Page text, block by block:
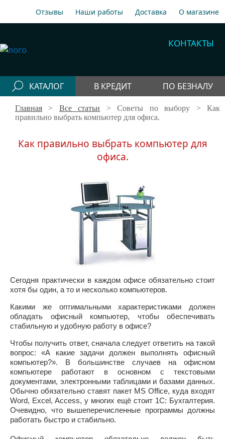
Отзывы Наши работы Доставка О магазине
КОНТАКТЫ
A1 +375 29 198-70-77
Гор +375 17 256-18-09
КАТАЛОГ В КРЕДИТ ПО БЕЗНАЛУ
Конфигураторы
Системные
Собрать компьютер онлайн
Быстрый подбор компьютера
Главная > Все статьи >Советы по выбору > Как
правильно выбрать компьютер для офиса.
Как правильно выбрать компьютер для
офиса.
Сегодня практически в каждом офисе обязательно стоит
хотя бы один, а то и несколько компьютеров.
Какими же оптимальными характеристиками должен
обладать офисный компьютер, чтобы обеспечивать
стабильную и удобную работу в офисе?
Чтобы получить ответ, сначала следует ответить на такой
вопрос: «А какие задачи должен выполнять офисный
компьютер?». В большинстве случаев на офисном
компьютере работают в основном с текстовыми
документами, электронными таблицами и базами данных.
Обычно обязательно ставят пакет MS Office, куда входят
Word, Excel, Access, у многих ещё стоит 1С: Бухгалтерия.
Очевидно, что вышеперечисленные программы должны
работать быстро и стабильно.